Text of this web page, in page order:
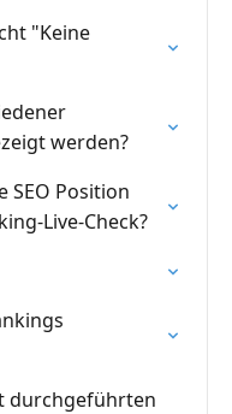
"Keine
werden?
SEO Position
Live-Check?
durchgeführten